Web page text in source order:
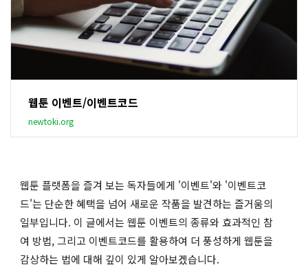
웹툰 이벤트/이벤트코드
newtoki.org
웹툰 플랫폼을 즐겨 보는 독자들에게 '이벤트'와 '이벤트코
드'는 단순한 혜택을 넘어 새로운 작품을 발견하는 즐거움의
일부입니다. 이 글에서는 웹툰 이벤트의 종류와 효과적인 참
여 방법, 그리고 이벤트코드를 활용하여 더 풍성하게 웹툰을
감상하는 법에 대해 깊이 있게 알아보겠습니다.